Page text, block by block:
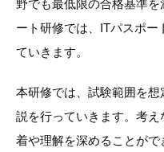
ート研修では、ITパスポ
ていきます。
本研修では、試験範囲を
説を行っていきます。考
着や理解を深めることがで